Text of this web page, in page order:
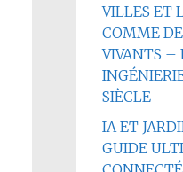
VILLES ET
COMME
VIVANTS –
SIÈCLE
IA ET
GUIDE